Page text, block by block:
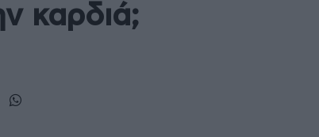
καρδιά;